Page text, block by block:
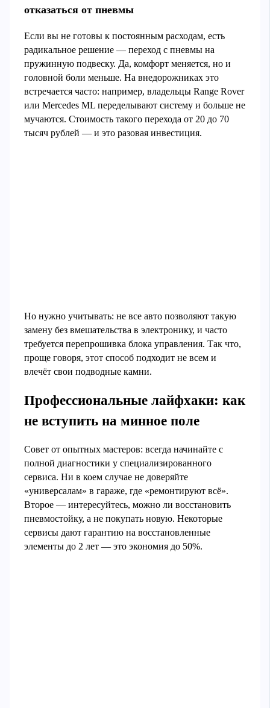
отказаться от пневмы
Если вы не готовы к постоянным расходам, есть
радикальное решение — переход с пневмы на
пружинную подвеску. Да, комфорт меняется, но и
головной боли меньше. На внедорожниках это
встречается часто: например, владельцы Range Rover
или Mercedes ML переделывают систему и больше не
мучаются. Стоимость такого перехода от 20 до 70
тысяч рублей — и это разовая инвестиция.
Но нужно учитывать: не все авто позволяют такую
замену без вмешательства в электронику, и часто
требуется перепрошивка блока управления. Так что,
проще говоря, этот способ подходит не всем и
влечёт свои подводные камни.
Профессиональные лайфхаки: как
не вступить на минное поле
Совет от опытных мастеров: всегда начинайте с
полной диагностики у специализированного
сервиса. Ни в коем случае не доверяйте
«универсалам» в гараже, где «ремонтируют всё».
Второе — интересуйтесь, можно ли восстановить
пневмостойку, а не покупать новую. Некоторые
сервисы дают гарантию на восстановленные
элементы до 2 лет — это экономия до 50%.